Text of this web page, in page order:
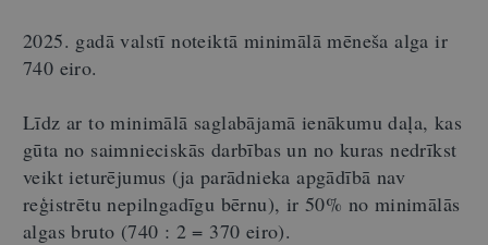
2025. gadā valstī noteiktā minimālā mēneša alga ir
740 eiro.
Līdz ar to minimālā saglabājamā ienākumu daļa, kas
gūta no saimnieciskās darbības un no kuras nedrīkst
veikt ieturējumus (ja parādnieka apgādībā nav
reģistrētu nepilngadīgu bērnu), ir 50% no minimālās
algas bruto (740 : 2 = 370 eiro).